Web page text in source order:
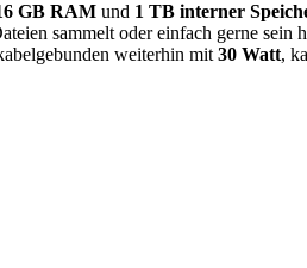
GB RAM und 1 TB interner
sammelt oder einfach gerne sein
weiterhin mit 30 Watt,